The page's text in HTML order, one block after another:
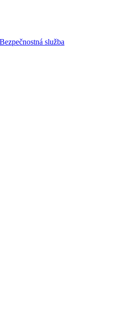
Bezpečnostná služba